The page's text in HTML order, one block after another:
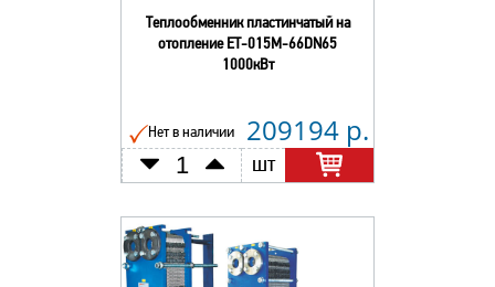
Теплообменник пластинчатый на
отопление ЕТ-015М-66DN65
1000кВт
Нет в наличии 209194 р.
шт